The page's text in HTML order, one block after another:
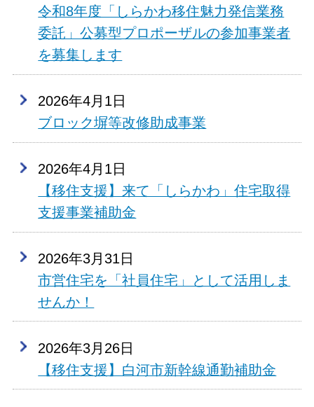
令和8年度「しらかわ移住魅力発信業務
委託」公募型プロポーザルの参加事業者
を募集します
2026年4月1日
ブロック塀等改修助成事業
2026年4月1日
【移住支援】来て「しらかわ」住宅取得
支援事業補助金
2026年3月31日
市営住宅を「社員住宅」として活用しま
せんか！
2026年3月26日
【移住支援】白河市新幹線通勤補助金